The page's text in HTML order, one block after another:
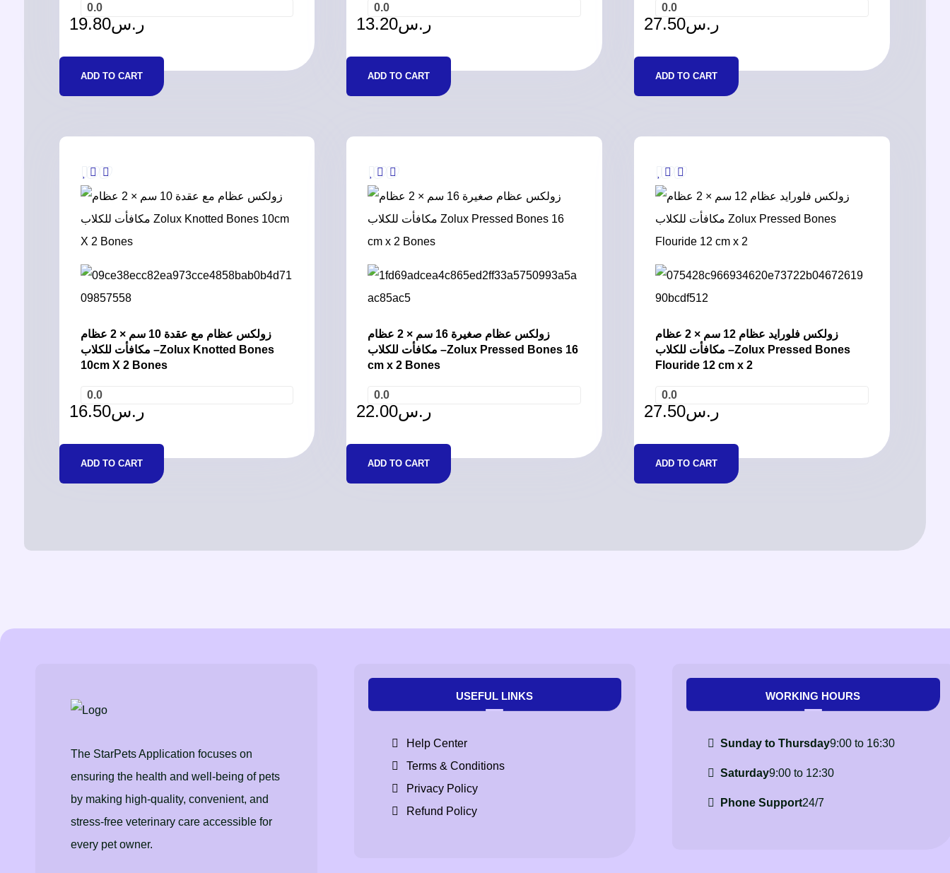
0.0
ر.س19.80
ADD TO CART
0.0
ر.س13.20
ADD TO CART
0.0
ر.س27.50
ADD TO CART
زولكس عظام مع عقدة 10 سم × 2 عظام
مكافأت للكلاب –Zolux Knotted Bones
10cm X 2 Bones
0.0
ر.س16.50
ADD TO CART
زولكس عظام صغيرة 16 سم × 2 عظام
مكافأت للكلاب –Zolux Pressed Bones 16
cm x 2 Bones
0.0
ر.س22.00
ADD TO CART
زولكس فلورايد عظام 12 سم × 2 عظام
مكافأت للكلاب –Zolux Pressed Bones
Flouride 12 cm x 2
0.0
ر.س27.50
ADD TO CART
The StarPets Application focuses on
ensuring the health and well-being of pets
by making high-quality, convenient, and
stress-free veterinary care accessible for
every pet owner.
USEFUL LINKS
Help Center
Terms & Conditions
Privacy Policy
Refund Policy
WORKING HOURS
Sunday to Thursday9:00 to 16:30
Saturday9:00 to 12:30
Phone Support24/7